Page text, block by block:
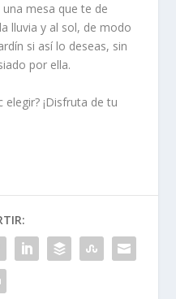
mesa que te de
lluvia y al sol, de modo
si así lo deseas, sin
por ella.
elegir? ¡Disfruta de tu